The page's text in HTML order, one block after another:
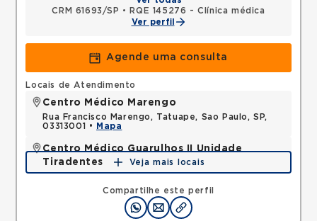
CRM 61693/SP •
RQE 145276 - Clínica médica
Ver perfil
Agende uma consulta
Compartilhe este perfil
Locais de Atendimento
Centro Médico Marengo
Rua Francisco Marengo, Tatuape, Sao Paulo, SP,
03313001 •
Mapa
Centro Médico Guarulhos II Unidade
Tiradentes
Avenida Tiradentes, Jardim Guarulhos, Guarulhos,
SP, 07090000 •
Mapa
Veja mais locais